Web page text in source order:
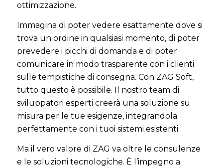
ottimizzazione.
Immagina di poter vedere esattamente dove si
trova un ordine in qualsiasi momento, di poter
prevedere i picchi di domanda e di poter
comunicare in modo trasparente con i clienti
sulle tempistiche di consegna. Con ZAG Soft,
tutto questo è possibile. Il nostro team di
sviluppatori esperti creerà una soluzione su
misura per le tue esigenze, integrandola
perfettamente con i tuoi sistemi esistenti.
Ma il vero valore di ZAG va oltre le consulenze
e le soluzioni tecnologiche. È l’impegno a